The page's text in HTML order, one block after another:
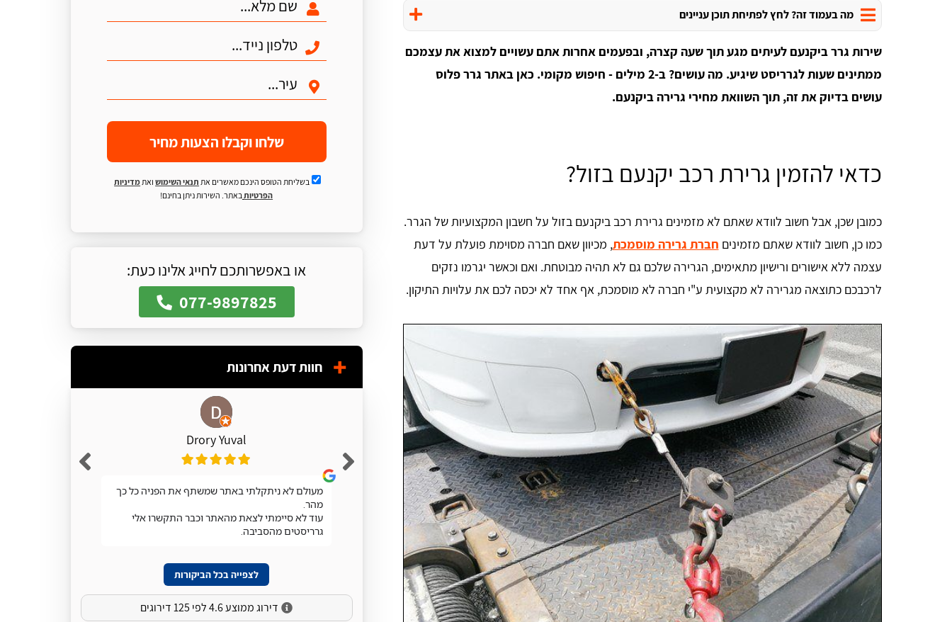
מה בעמוד זה? לחץ לפתיחת תוכן עניינים
שירות גרר ביקנעם לעיתים מגע תוך שעה קצרה, ובפעמים אחרות אתם עשויים למצוא את עצמכם
ממתינים שעות לגרריסט שיגיע. מה עושים? ב-2 מילים - חיפוש מקומי. כאן באתר גרר פלוס
עושים בדיוק את זה, תוך השוואת מחירי גרירה ביקנעם.
כדאי להזמין גרירת רכב יקנעם בזול?
כמובן שכן, אבל חשוב לוודא שאתם לא מזמינים גרירת רכב ביקנעם בזול על חשבון המקצועיות של הגרר.
כמו כן, חשוב לוודא שאתם מזמינים חברת גרירה מוסמכת, מכיוון שאם חברה מסוימת פועלת על דעת
עצמה ללא אישורים ורישיון מתאימים, הגרירה שלכם גם לא תהיה מבוטחת. ואם וכאשר יגרמו נזקים
לרכבכם כתוצאה מגרירה לא מקצועית ע"י חברה לא מוסמכת, אף אחד לא יכסה לכם את עלויות התיקון.
שלחו וקבלו הצעות מחיר
בשליחת הטופס הינכם מאשרים את תנאי השימושואתמדיניות
הפרטיותבאתר. השירות ניתן בחינם!
או באפשרותכם לחייג אלינו כעת:
077-9897825
חוות דעת אחרונות
Drory Yuval
מעולם לא ניתקלתי באתר שמשתף את הפניה כל כך
מהר.
עוד לא סיימתי לצאת מהאתר וכבר התקשרו אלי
גרריסטים מהסביבה.
Shuky Persky
שרות מעולה. מהיר
אהרון הורוביץ
אחלה שירות תודה על העזרה
לצפייה בכל הביקורות
דירוג ממוצע 4.6 לפי 125 דירוגים